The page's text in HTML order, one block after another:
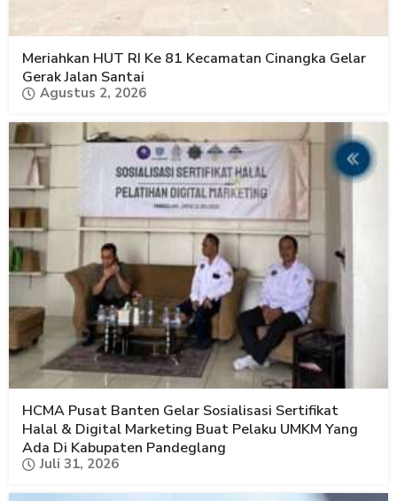
Meriahkan HUT RI Ke 81 Kecamatan Cinangka Gelar
Gerak Jalan Santai
Agustus 2, 2026
HCMA Pusat Banten Gelar Sosialisasi Sertifikat
Halal & Digital Marketing Buat Pelaku UMKM Yang
Ada Di Kabupaten Pandeglang
Juli 31, 2026